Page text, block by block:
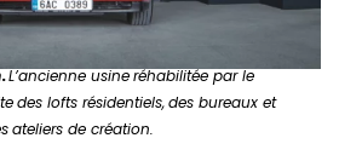
.L’ancienne usineréhabilitée par le
des lofts résidentiels,des bureaux et
ateliers de création.